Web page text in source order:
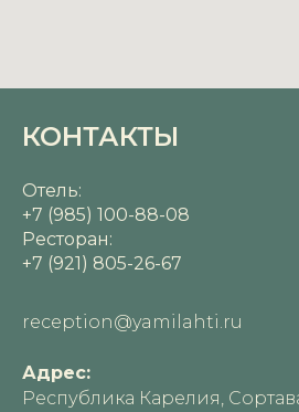
КОНТАКТЫ
Отель:
+7 (985) 100-88-08
Ресторан:
+7 (921) 805-26-67
reception@yamilahti.ru
Адрес:
Республика Карелия,